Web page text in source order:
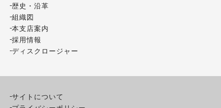
歴史・沿革
組織図
本支店案内
採用情報
ディスクロージャー
サイトについて